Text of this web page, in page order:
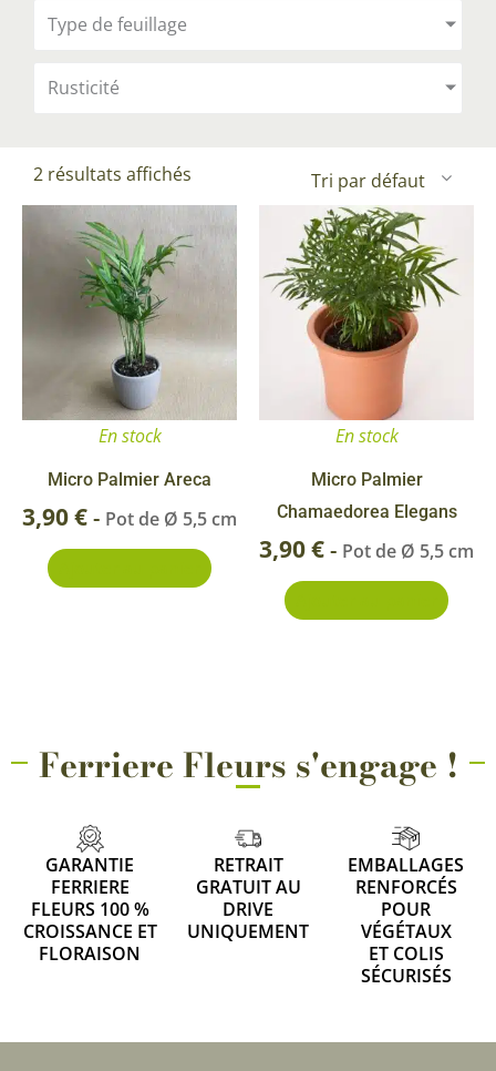
Type de feuillage
Rusticité
2 résultats affichés
En stock
Micro Palmier Areca
3,90€- Pot de Ø 5,5 cm
En stock
Micro Palmier
Chamaedorea Elegans
3,90€- Pot de Ø 5,5 cm
Ferriere Fleurs s'engage !
GARANTIE
FERRIERE
FLEURS 100 %
CROISSANCE ET
FLORAISON
RETRAIT
GRATUIT AU
DRIVE
UNIQUEMENT
EMBALLAGES
RENFORCÉS
POUR
VÉGÉTAUX
ET COLIS
SÉCURISÉS